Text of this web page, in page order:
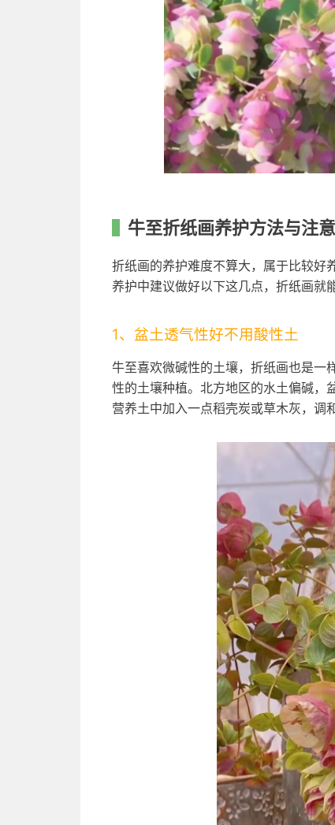
牛至折纸画养护方法与注
折纸画的养护难度不算大，属于比较好
养护中建议做好以下这几点，折纸画就
1、盆土透气性好不用酸性土
牛至喜欢微碱性的土壤，折纸画也是一
性的土壤种植。北方地区的水土偏碱，
营养土中加入一点稻壳炭或草木灰，调